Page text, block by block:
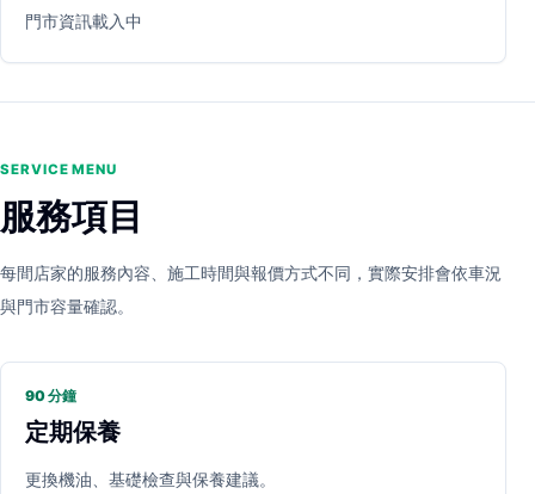
門市資訊載入中
SERVICE MENU
服務項目
每間店家的服務內容、施工時間與報價方式不同，實際安排會依車況
與門市容量確認。
90 分鐘
定期保養
更換機油、基礎檢查與保養建議。